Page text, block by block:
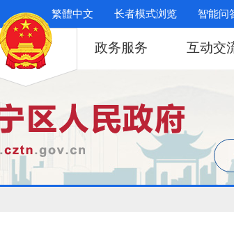
繁體中文 长者模式浏览 智能问
政务服务 互动交